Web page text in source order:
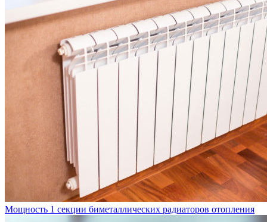
Мощность 1 секции биметаллических радиаторов отопления